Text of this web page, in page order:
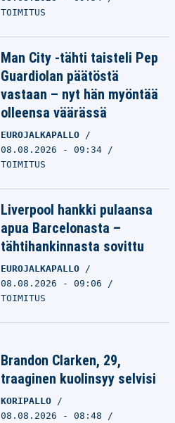
TOIMITUS
Man City -tähti taisteli Pep
Guardiolan päätöstä
vastaan – nyt hän myöntää
olleensa väärässä
EUROJALKAPALLO
08.08.2026 - 09:34
TOIMITUS
Liverpool hankki pulaansa
apua Barcelonasta –
tähtihankinnasta sovittu
EUROJALKAPALLO
08.08.2026 - 09:06
TOIMITUS
Brandon Clarken, 29,
traaginen kuolinsyy selvisi
KORIPALLO
08.08.2026 - 08:48